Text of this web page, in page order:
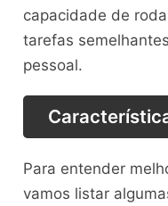
capacidade de
tarefas
pessoal.
Para entender
vamos listar